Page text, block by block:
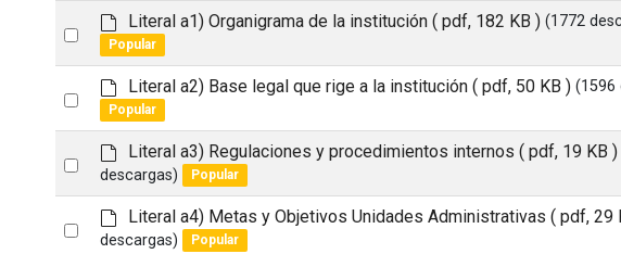
Select
an
item
d
e
f
a
u
l
Literal a1) Organigrama de la institución ( pdf, 182 KB ) (1772
Popular
Select
an
item
d
e
f
a
u
l
Literal a2) Base legal que rige a la institución ( pdf, 50 KB ) (1596
Popular
Select
an
item
d
e
f
a
u
Literal a3) Regulaciones y procedimientos internos ( pdf, 19 KB )
descargas)
Popular
Select
d
e
Literal a4) Metas y Objetivos Unidades Administrativas ( pdf, 29
descargas)
Popular